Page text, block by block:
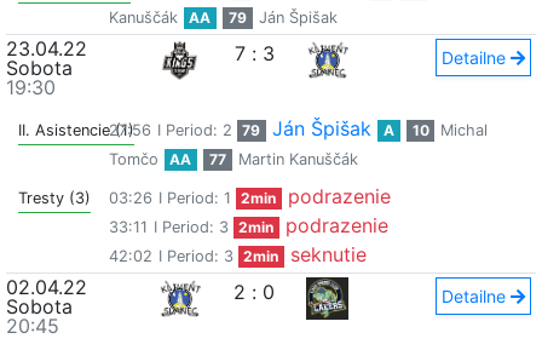
Kanuščák
AA 79 Ján Špišak
23.04.22
Sobota
19:30
7 : 3 Detailne
II. Asistencie (1)
27:56 I Period: 2 79 Ján Špišak A 10
Michal
Tomčo
AA 77 Martin Kanuščák
Tresty (3) 03:26 I Period: 1 2min podrazenie
33:11 I Period: 3 2min podrazenie
42:02 I Period: 3 2min
seknutie
02.04.22
Sobota
20:45
2 : 0 Detailne